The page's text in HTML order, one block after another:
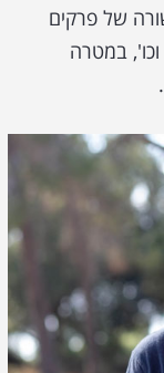
של פרקים
במטרה